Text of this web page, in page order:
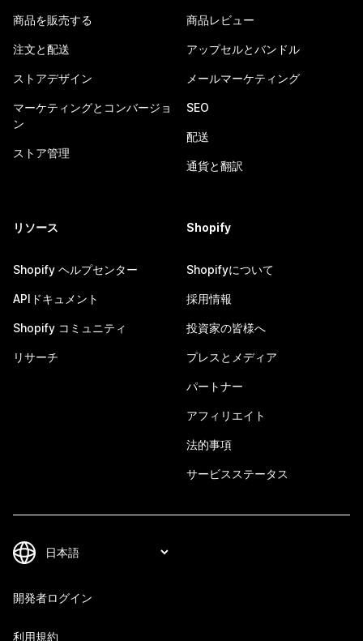
商品を販売する
注文と配送
ストアデザイン
マーケティングとコンバージョ
ン
ストア管理
商品レビュー
アップセルとバンドル
メールマーケティング
SEO
配送
通貨と翻訳
リソース
Shopify ヘルプセンター
APIドキュメント
Shopify コミュニティ
リサーチ
Shopify
Shopifyについて
採用情報
投資家の皆様へ
プレスとメディア
パートナー
アフィリエイト
法的事項
サービスステータス
開発者ログイン
利用規約